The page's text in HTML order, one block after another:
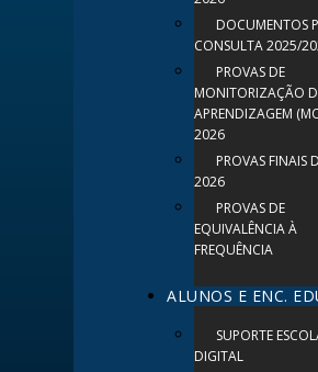
DOCUMENTOS
CONSULTA 2025/
PROVAS DE
MONITORIZAÇÃO
APRENDIZAGEM
2026
PROVAS FINAIS
2026
PROVAS DE
EQUIVALÊNCIA À
FREQUÊNCIA
ALUNOS E ENC.
SUPORTE
DIGITAL